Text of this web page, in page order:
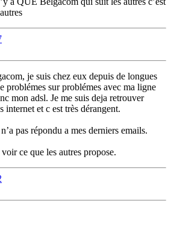
je suis chez eux depuis de longues
problémes sur problémes avec ma ligne
mon adsl. Je me suis deja retrouver
internet et c est très dérangent.
pas répondu a mes derniers emails.
ce que les autres propose.